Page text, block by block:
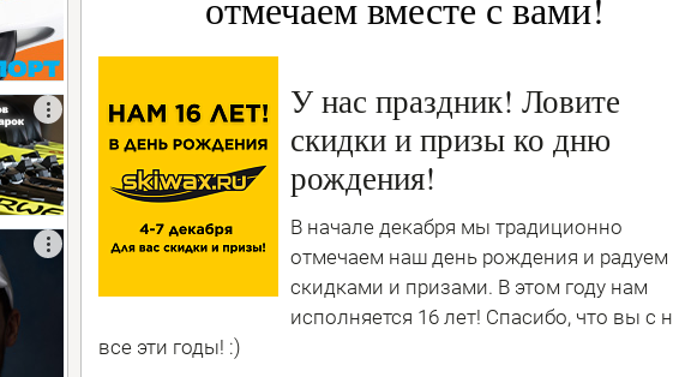
У нас праздник! Ловите
скидки и призы ко дню
рождения!
В начале декабря мы традиционно
отмечаем наш день рождения и радуем
скидками и призами. В этом году нам
исполняется 16 лет! Спасибо, что вы с
все эти годы! :)